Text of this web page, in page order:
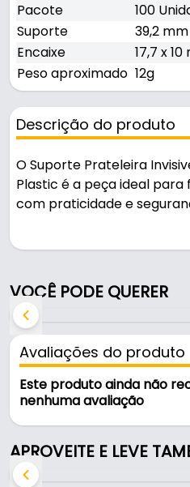
Pacote
100
Suporte
39,2
Encaixe
17,7 x
Peso aproximado 12g
Descrição do produto
O Suporte Prateleira
Plastic é a peça ideal
com praticidade e
Fabricado em Poliacetal e
acabamento niquelado/
durável no uso diário.
Características:
- Marca: Sas Plastic
- Modelo: Suporte
- Acabamento: Niquelado/
- Comprimento: 39,2 mm
- Cod. modelo: 006.03.032
VOCÊ PODE QUERER
Avaliações do produto
Este produto ainda não
nenhuma avaliação
APROVEITE E LEVE